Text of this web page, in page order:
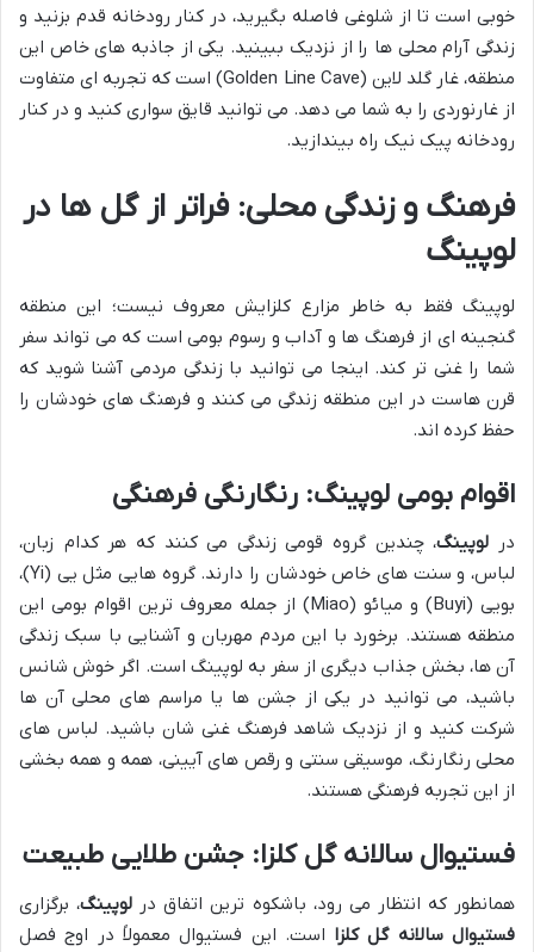
خوبی است تا از شلوغی فاصله بگیرید، در کنار رودخانه قدم بزنید و
زندگی آرام محلی ها را از نزدیک ببینید. یکی از جاذبه های خاص این
منطقه، غار گلد لاین (Golden Line Cave) است که تجربه ای متفاوت
از غارنوردی را به شما می دهد. می توانید قایق سواری کنید و در کنار
رودخانه پیک نیک راه بیندازید.
فرهنگ و زندگی محلی: فراتر از گل ها در
لوپینگ
لوپینگ فقط به خاطر مزارع کلزایش معروف نیست؛ این منطقه
گنجینه ای از فرهنگ ها و آداب و رسوم بومی است که می تواند سفر
شما را غنی تر کند. اینجا می توانید با زندگی مردمی آشنا شوید که
قرن هاست در این منطقه زندگی می کنند و فرهنگ های خودشان را
حفظ کرده اند.
اقوام بومی لوپینگ: رنگارنگی فرهنگی
در لوپینگ، چندین گروه قومی زندگی می کنند که هر کدام زبان،
لباس، و سنت های خاص خودشان را دارند. گروه هایی مثل یی (Yi)،
بویی (Buyi) و میائو (Miao) از جمله معروف ترین اقوام بومی این
منطقه هستند. برخورد با این مردم مهربان و آشنایی با سبک زندگی
آن ها، بخش جذاب دیگری از سفر به لوپینگ است. اگر خوش شانس
باشید، می توانید در یکی از جشن ها یا مراسم های محلی آن ها
شرکت کنید و از نزدیک شاهد فرهنگ غنی شان باشید. لباس های
محلی رنگارنگ، موسیقی سنتی و رقص های آیینی، همه و همه بخشی
از این تجربه فرهنگی هستند.
فستیوال سالانه گل کلزا: جشن طلایی طبیعت
همانطور که انتظار می رود، باشکوه ترین اتفاق در لوپینگ، برگزاری
فستیوال سالانه گل کلزا است. این فستیوال معمولاً در اوج فصل